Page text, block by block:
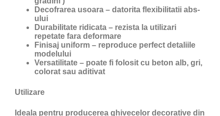
Decofrarea usoara – datorita flexibilitatii abs-
ului
Durabilitate ridicata – rezista la utilizari
repetate fara deformare
Finisaj uniform – reproduce perfect detaliile
modelului
Versatilitate – poate fi folosit cu beton alb, gri,
colorat sau aditivat
Utilizare
Ideala pentru producerea ghivecelor decorative din